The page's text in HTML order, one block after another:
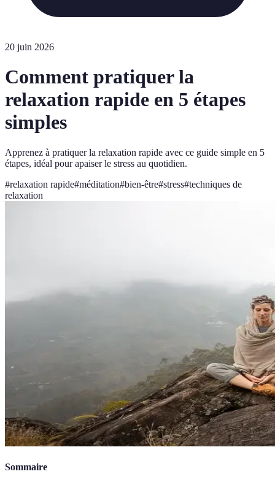
20 juin 2026
Comment pratiquer la
relaxation rapide en 5 étapes
simples
Apprenez à pratiquer la relaxation rapide avec ce guide simple en 5
étapes, idéal pour apaiser le stress au quotidien.
#relaxation rapide#méditation#bien-être#stress#techniques de
relaxation
Sommaire